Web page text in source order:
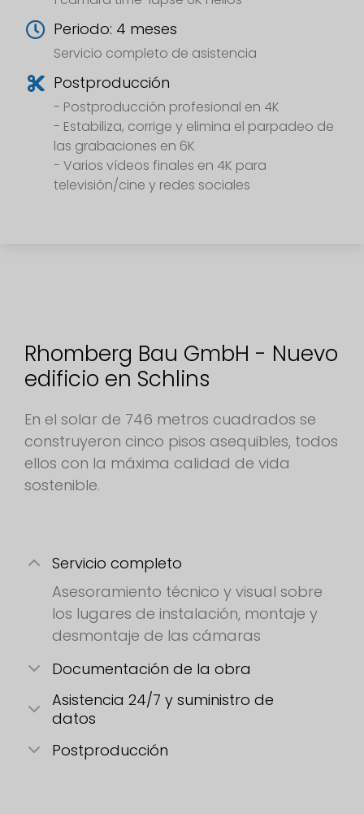
Periodo: 4 meses
Servicio completo de asistencia
Postproducción
- Postproducción profesional en 4K
- Estabiliza, corrige y elimina el parpadeo de
las grabaciones en 6K
- Varios vídeos finales en 4K para
televisión/cine y redes sociales
Rhomberg Bau GmbH - Nuevo
edificio en Schlins
En el solar de 746 metros cuadrados se
construyeron cinco pisos asequibles, todos
ellos con la máxima calidad de vida
sostenible.
Servicio completo
Asesoramiento técnico y visual sobre
los lugares de instalación, montaje y
desmontaje de las cámaras
Documentación de la obra
Asistencia 24/7 y suministro de
datos
Postproducción